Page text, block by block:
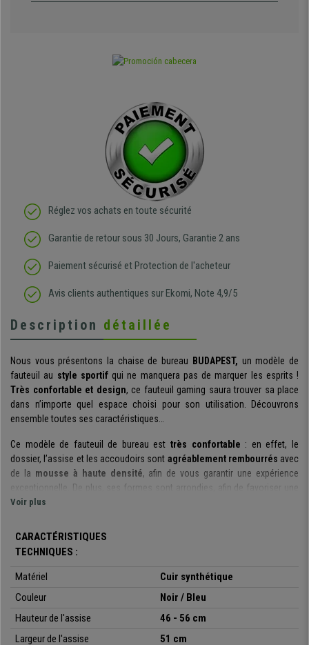
Réglez vos achats en toute sécurité
Garantie de retour sous 30 Jours, Garantie 2 ans
Paiement sécurisé et Protection de l'acheteur
Avis clients authentiques sur Ekomi, Note 4,9/5
Description détaillée
Nous vous présentons la chaise de bureau BUDAPEST, un modèle de
fauteuil au style sportifqui ne manquera pas de marquer les esprits !
Très confortable et design, ce fauteuil gaming saura trouver sa place
dans n’importe quel espace choisi pour son utilisation. Découvrons
ensemble toutes ses caractéristiques…
Ce modèle de fauteuil de bureau esttrès confortable : en effet, le
dossier, l’assise et les accoudoirs sont agréablement rembourrés avec
de la mousse à haute densité, afin de vous garantir une expérience
exceptionnelle. De plus, ses formes sont arrondies, afin de favoriser une
meilleure circulation du sang
rembourré: cette caractéristique ergonomique non négligeable vous
apportera un soutien supplémentaire du dos, pour plus de confort. Vous
pourrez donc utiliser ce fauteuil
durant plusieurs heures d’affilé,
Le dossier de ce modèle peut s’incliner de 90º à 135º,
fourchette. Cette fonction est
très pratique
Voir plus
CARACTÉRISTIQUES
TECHNIQUES :
Matériel
Cuir synthétique
Couleur
Noir / Bleu
Hauteur de l'assise
46 - 56 cm
Largeur de l'assise
51 cm